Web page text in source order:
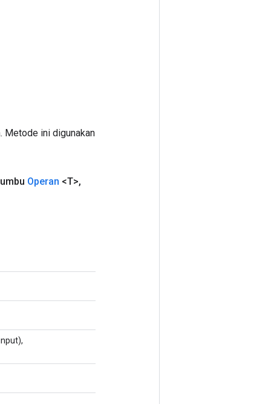
Metode ini digunakan
Operan <T>,